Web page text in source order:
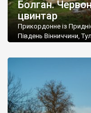
Болган.
цвинтар
Прикордонне із
Південь Вінниччини,
старовинний цвинтар
збереглися, написані
мовою. За всіма
український. Хрести
роках Болган […]